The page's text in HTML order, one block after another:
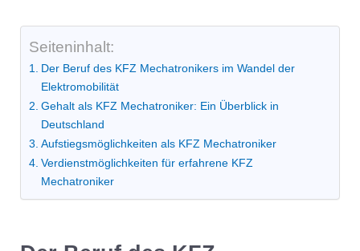
Seiteninhalt:
Der Beruf des KFZ Mechatronikers im Wandel der
Elektromobilität
Gehalt als KFZ Mechatroniker: Ein Überblick in
Deutschland
Aufstiegsmöglichkeiten als KFZ Mechatroniker
Verdienstmöglichkeiten für erfahrene KFZ
Mechatroniker